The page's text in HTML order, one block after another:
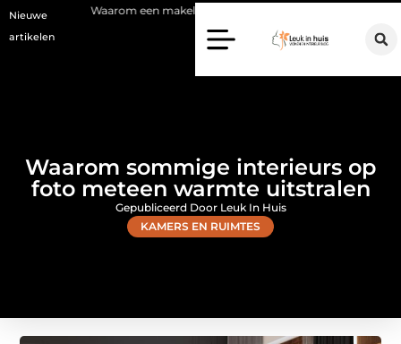
Nieuwe
artikelen
een makelaar in Hilversum nu het verschil maakt
Waarom sommige interieurs op
foto meteen warmte uitstralen
KAMERS EN RUIMTES
Gepubliceerd Door Leuk In Huis